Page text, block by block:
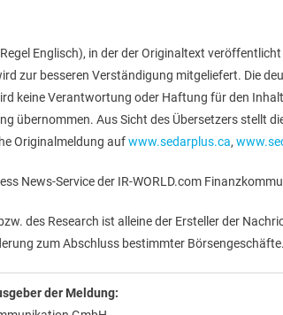
Englisch), in der der Originaltext
zur besseren Verständigung mitgeliefert. Die
keine Verantwortung oder Haftung für den
übernommen. Aus Sicht des Übersetzers stellt
Originalmeldung aufwww.sedarplus.ca,
News-Service der IR-WORLD.com
des Research ist alleine der Ersteller der
zum Abschluss bestimmter Börsengeschäfte.
der Meldung: